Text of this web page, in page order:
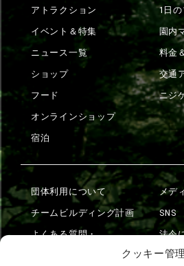
クッキー管理
アトラクション
イベント＆特集
ニュース一覧
ショップ
フード
オンラインショップ
宿泊
1日
園内
料金
交通
ニジ
団体利用について
チームビルディング計画
よくある質問・
メデ
SNS
法令
会社